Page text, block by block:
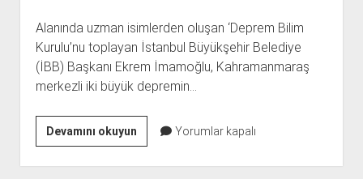
Alanında uzman isimlerden oluşan ‘Deprem Bilim
Kurulu’nu toplayan İstanbul Büyükşehir Belediye
(İBB) Başkanı Ekrem İmamoğlu, Kahramanmaraş
merkezli iki büyük depremin…
Devamını okuyunİBB
DEPREM
BİLİM
Yorumlar kapalı